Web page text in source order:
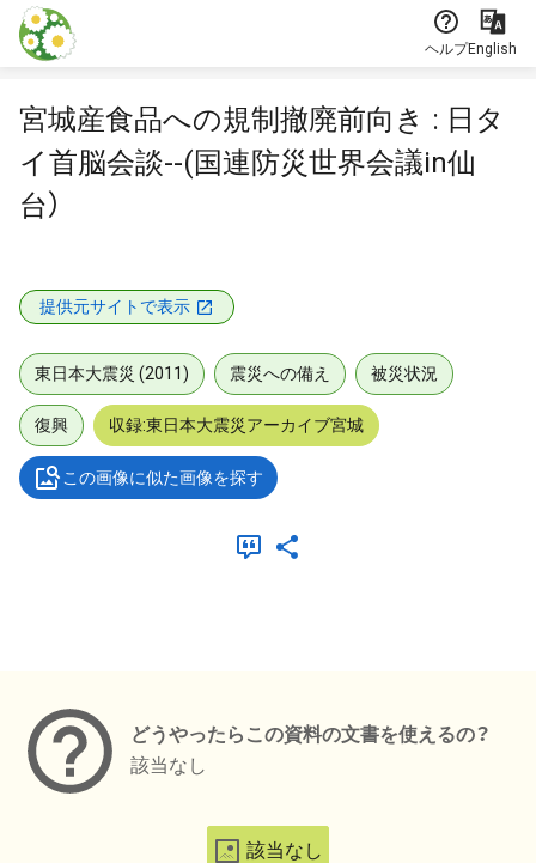
本文に飛ぶ
ヘルプEnglish
宮城産食品への規制撤廃前向き : 日タ
イ首脳会談--(国連防災世界会議in仙
台）
提供元サイトで表示
東日本大震災 (2011) 震災への備え 被災状況
復興 収録:東日本大震災アーカイブ宮城
この画像に似た画像を探す
どうやったらこの資料の文書を使えるの？
該当なし
該当なし